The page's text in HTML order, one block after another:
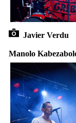
Javier Verdu
Manolo